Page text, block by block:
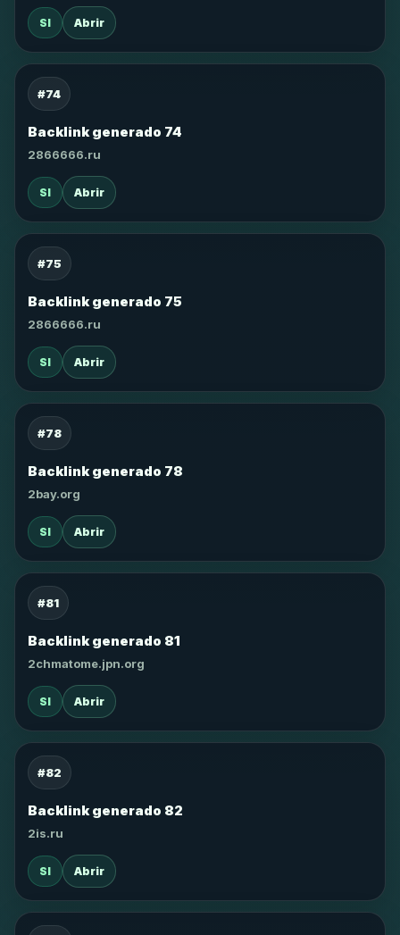
SI Abrir
#74
Backlink generado 74
2866666.ru
SI Abrir
#75
Backlink generado 75
2866666.ru
SI Abrir
#78
Backlink generado 78
2bay.org
SI Abrir
#81
Backlink generado 81
2chmatome.jpn.org
SI Abrir
#82
Backlink generado 82
2is.ru
SI Abrir